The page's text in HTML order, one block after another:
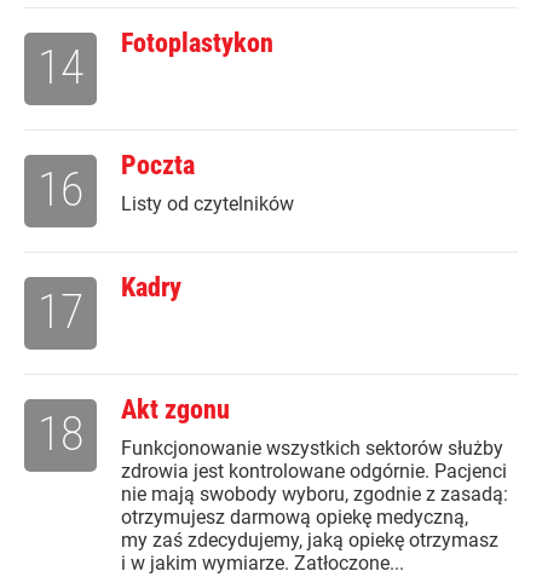
Fotoplastykon
14
Poczta
Listy od czytelników
16
Kadry
17
Akt zgonu
Funkcjonowanie wszystkich sektorów służby
zdrowia jest kontrolowane odgórnie. Pacjenci
nie mają swobody wyboru, zgodnie z zasadą:
otrzymujesz darmową opiekę medyczną,
my zaś zdecydujemy, jaką opiekę otrzymasz
i w jakim wymiarze. Zatłoczone...
18